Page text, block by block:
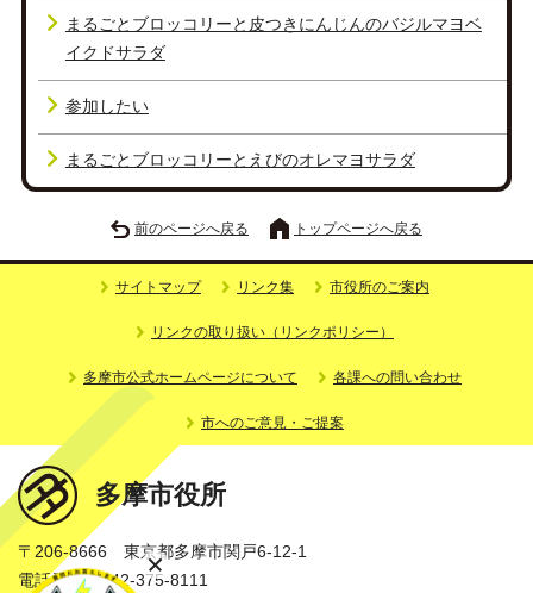
まるごとブロッコリーと皮つきにんじんのバジルマヨベ
イクドサラダ
参加したい
まるごとブロッコリーとえびのオレマヨサラダ
前のページへ戻る トップページへ戻る
サイトマップ リンク集 市役所のご案内
リンクの取り扱い（リンクポリシー）
多摩市公式ホームページについて 各課への問い合わせ
市へのご意見・ご提案
多摩市役所
〒206-8666 東京都多摩市関戸6-12-1
電話番号：042-375-8111